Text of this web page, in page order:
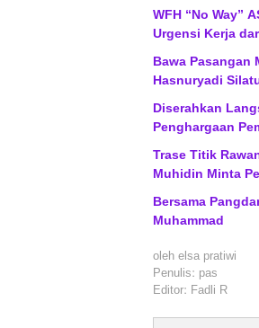
WFH “No Way”
Urgensi Kerja
Bawa
Hasnuryadi
Diserahkan
Penghargaan
Trase Titik
Muhidin Minta
Bersama
Muhammad
olehelsa pratiwi
Penulis: pas
Editor: Fadli R